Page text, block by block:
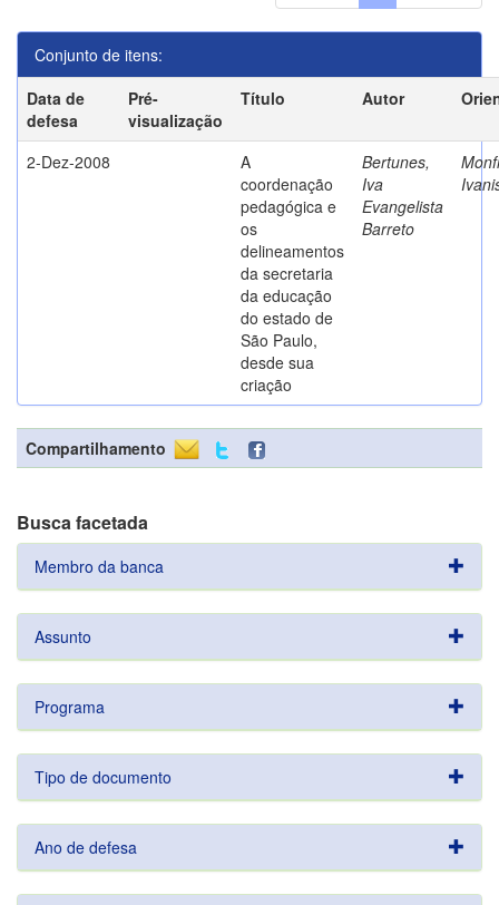
Conjunto de itens:
Data de
defesa
Pré-
visualização
Título Autor
2-Dez-2008
A
coordenação
pedagógica e
os
delineamentos
da secretaria
da educação
do estado de
São Paulo,
desde sua
criação
Bertunes,
Iva
Evangelista
Barreto
Compartilhamento
Busca facetada
Membro da banca
Assunto
Programa
Tipo de documento
Ano de defesa